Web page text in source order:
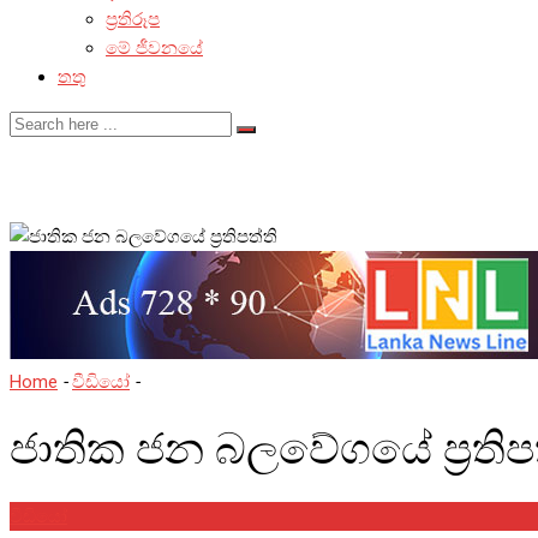
ප්‍රතිරූප
මේ ජීවනයේ
තතු
Home -වීඩියෝ -
ජාතික ජන බලවේගයේ